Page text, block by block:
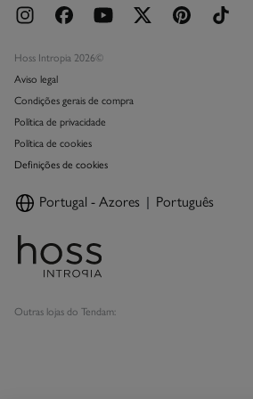
Hoss Intropia 2026©
Aviso legal
Condições gerais de compra
Política de privacidade
Política de cookies
Definições de cookies
Portugal - Azores Português
Outras lojas do Tendam: